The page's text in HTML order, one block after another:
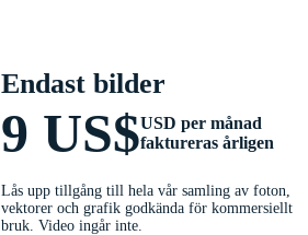
Endast bilder
9 US$USD per månad
faktureras årligen
Lås upp tillgång till hela vår samling av foton,
vektorer och grafik godkända för kommersiellt
bruk. Video ingår inte.